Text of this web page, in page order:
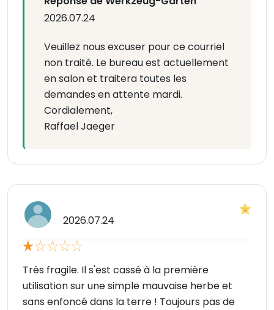
2026.07.24
Veuillez nous excuser pour ce courriel
non traité. Le bureau est actuellement
en salon et traitera toutes les
demandes en attente mardi.
Cordialement,
Raffael Jaeger
2026.07.24
Très fragile. Il s'est cassé à la première
utilisation sur une simple mauvaise herbe et
sans enfoncé dans la terre ! Toujours pas de